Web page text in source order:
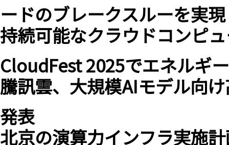
ードのブレークスルーを実現
持続可能なクラウドコンピ
CloudFest 2025でエネルギ
騰訊雲、大規模AIモデル向
発表
北京の演算力インフラ実施